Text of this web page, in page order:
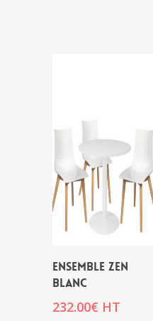
ENSEMBLE ZEN
BLANC
232.00€ HT